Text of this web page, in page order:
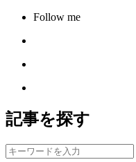
Follow me
記事を探す